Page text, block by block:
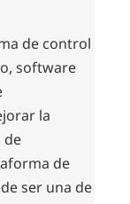
de control
software
la
de
de
ser una de